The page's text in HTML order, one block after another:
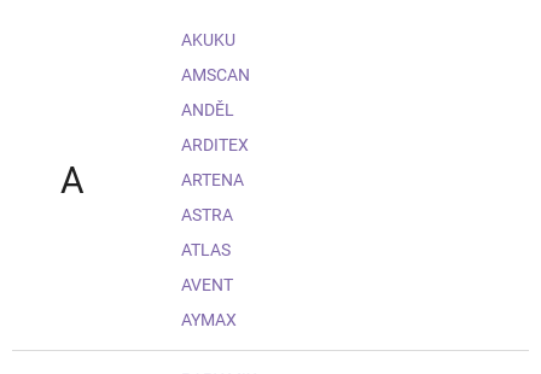
A
AKUKU
AMSCAN
ANDĚL
ARDITEX
ARTENA
ASTRA
ATLAS
AVENT
AYMAX